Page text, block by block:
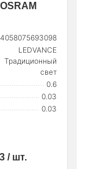
4058075693098
LEDVANCE
Традиционный
свет
0.6
0.03
0.03
/ шт.